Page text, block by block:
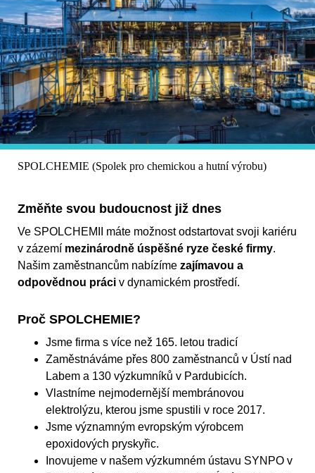
SPOLCHEMIE (Spolek pro chemickou a hutní výrobu)
Změňte svou budoucnost již dnes
Ve SPOLCHEMII máte možnost odstartovat svoji kariéru
v zázemí mezinárodně úspěšné ryze české firmy.
Našim zaměstnancům nabízíme zajímavou a
odpovědnou práci v dynamickém prostředí.
Proč SPOLCHEMIE?
Jsme firma s více než 165. letou tradicí
Zaměstnáváme přes 800 zaměstnanců v Ústí nad
Labem a 130 výzkumníků v Pardubicích.
Vlastníme nejmodernější membránovou
elektrolýzu, kterou jsme spustili v roce 2017.
Jsme významným evropským výrobcem
epoxidových pryskyřic.
Inovujeme v našem výzkumném ústavu SYNPO v